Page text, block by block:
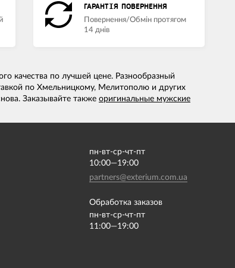
ГАРАНТІЯ ПОВЕРНЕННЯ
Повернення/Обмін протягом
14 днів
качества по лучшей цене. Разнообразный
по Хмельницкому, Мелитополю и других
Заказывайте также оригинальные мужские
пн-вт-ср-чт-пт
10:00—19:00
partners@exterium.com.ua
Обработка заказов
пн-вт-ср-чт-пт
11:00—19:00